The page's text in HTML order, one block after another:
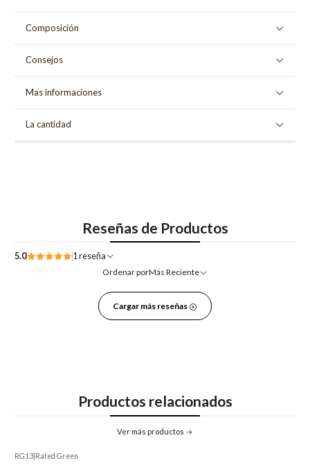
Composición
Consejos
Mas informaciones
La cantidad
Reseñas de Productos
5.0
1 reseña
Ordenar porMás Reciente
Cargar más reseñas
Productos relacionados
Ver más productos
RG13 Rated Green